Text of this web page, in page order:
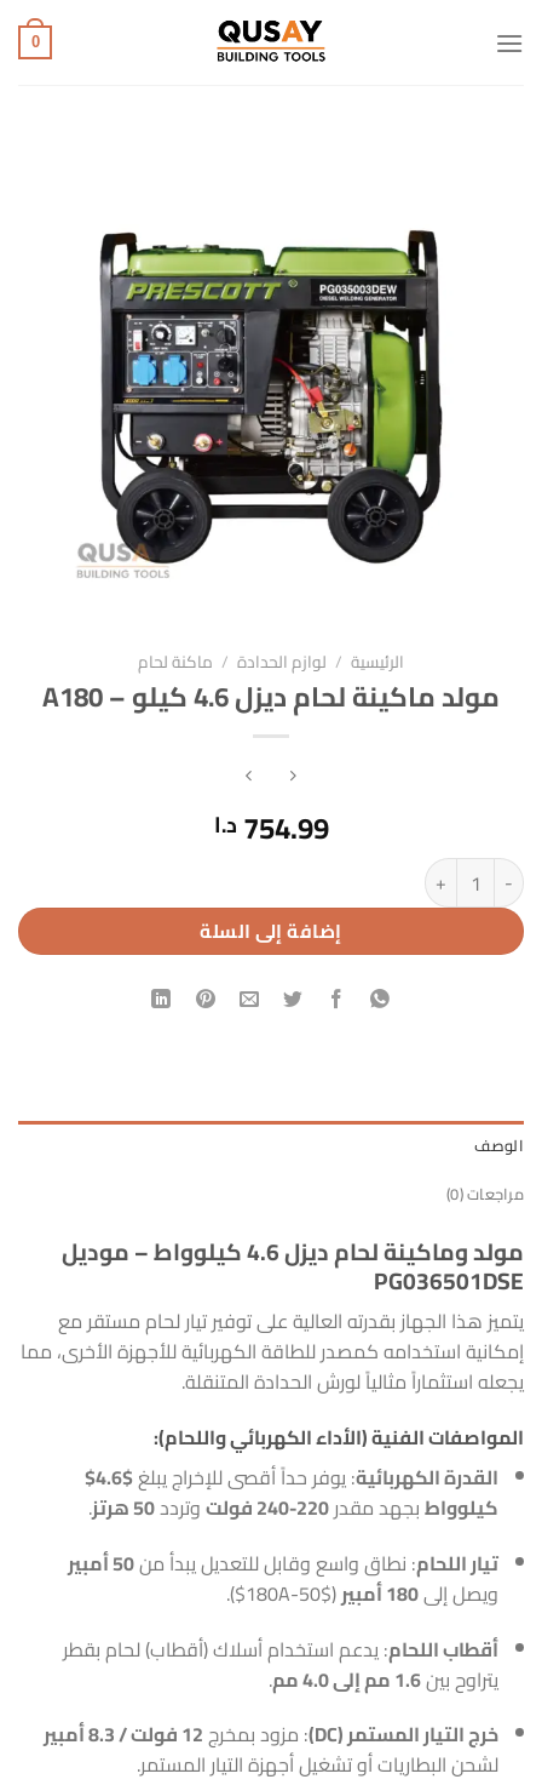
للمحتوى
0
الرئيسية / لوازم الحدادة / ماكنة لحام
مولد ماكينة لحام ديزل 4.6 كيلو – A180
754.99 د.ا
كمية مولد ماكينة لحام ديزل 4.6 كيلو - A180
إضافة إلى السلة
الوصف
مراجعات (0)
مولد وماكينة لحام ديزل 4.6 كيلوواط – موديل
PG036501DSE
يتميز هذا الجهاز بقدرته العالية على توفير تيار لحام مستقر مع
إمكانية استخدامه كمصدر للطاقة الكهربائية للأجهزة الأخرى، مما
يجعله استثماراً مثالياً لورش الحدادة المتنقلة.
المواصفات الفنية (الأداء الكهربائي واللحام):
القدرة الكهربائية: يوفر حداً أقصى للإخراج يبلغ$4.6$
كيلوواطبجهد مقدر220-240 فولت وتردد50 هرتز
.
تيار اللحام: نطاق واسع وقابل للتعديل يبدأ من50 أمبير
ويصل إلى180 أمبير (
$50-180A$
).
أقطاب اللحام: يدعم استخدام أسلاك (أقطاب) لحام بقطر
يتراوح بين1.6 مم إلى 4.0 مم
.
خرج التيار المستمر (DC)
: مزود بمخرج12 فولت / 8.3 أمبير
لشحن البطاريات أو تشغيل أجهزة التيار المستمر.